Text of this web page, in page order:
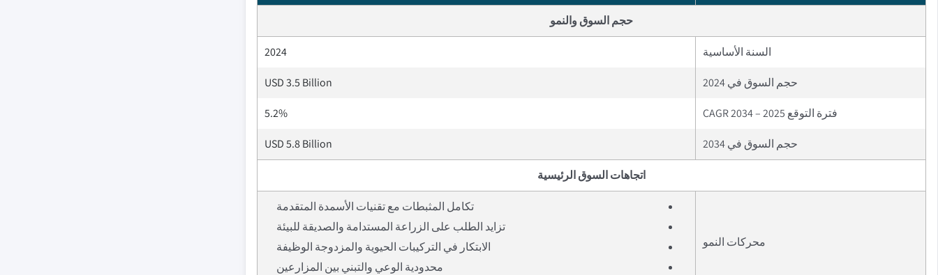
حجم السوق والنمو
السنة الأساسية 2024
حجم السوق في 2024 USD 3.5 Billion
فترة التوقع 2025 – 2034 CAGR 5.2%
حجم السوق في 2034 USD 5.8 Billion
اتجاهات السوق الرئيسية
محركات النمو
تكامل المثبطات مع تقنيات الأسمدة المتقدمة
تزايد الطلب على الزراعة المستدامة والصديقة للبيئة
الابتكار في التركيبات الحيوية والمزدوجة الوظيفة
محدودية الوعي والتبني بين المزارعين